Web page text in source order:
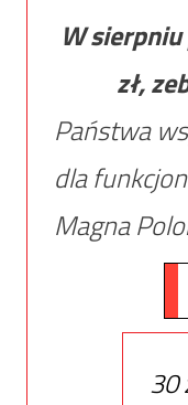
W
zł,
Państwa
dla
Magna
30